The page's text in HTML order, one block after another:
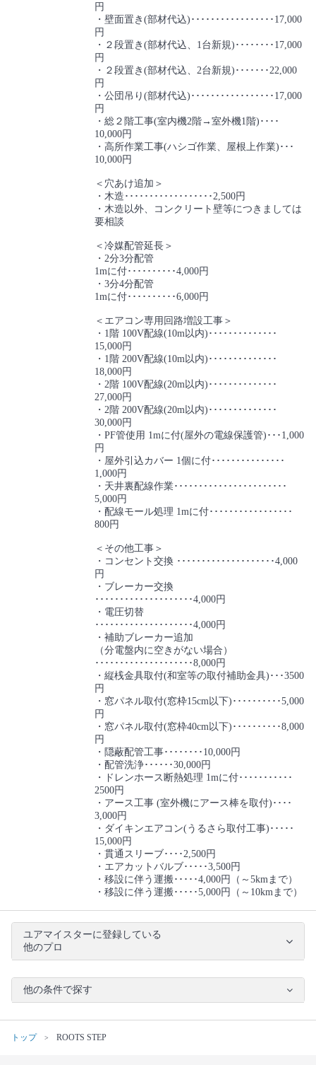
円
・壁面置き(部材代込)･････････････････17,000
円
・２段置き(部材代込、1台新規)････････17,000
円
・２段置き(部材代込、2台新規)･･･････22,000
円
・公団吊り(部材代込)･････････････････17,000
円
・総２階工事(室内機2階→室外機1階)････
10,000円
・高所作業工事(ハシゴ作業、屋根上作業)･･･
10,000円
＜穴あけ追加＞
・木造･･････････････････2,500円
・木造以外、コンクリート壁等につきましては
要相談
＜冷媒配管延長＞
・2分3分配管
1mに付･･････････4,000円
・3分4分配管
1mに付･･････････6,000円
＜エアコン専用回路増設工事＞
・1階 100V配線(10m以内)･･････････････
15,000円
・1階 200V配線(10m以内)･･････････････
18,000円
・2階 100V配線(20m以内)･･････････････
27,000円
・2階 200V配線(20m以内)･･････････････
30,000円
・PF管使用 1mに付(屋外の電線保護管)･･･1,000
円
・屋外引込カバー 1個に付･･･････････････
1,000円
・天井裏配線作業･･･････････････････････
5,000円
・配線モール処理 1mに付･････････････････
800円
＜その他工事＞
・コンセント交換 ････････････････････4,000
円
・ブレーカー交換
････････････････････4,000円
・電圧切替
････････････････････4,000円
・補助ブレーカー追加
（分電盤内に空きがない場合）
････････････････････8,000円
・縦桟金具取付(和室等の取付補助金具)･･･3500
円
・窓パネル取付(窓枠15cm以下)･･････････5,000
円
・窓パネル取付(窓枠40cm以下)･･････････8,000
円
・隠蔽配管工事････････10,000円
・配管洗浄･･････30,000円
・ドレンホース断熱処理 1mに付･･･････････
2500円
・アース工事 (室外機にアース棒を取付)････
3,000円
・ダイキンエアコン(うるさら取付工事)･････
15,000円
・貫通スリーブ････2,500円
・エアカットバルブ･････3,500円
・移設に伴う運搬･････4,000円（～5kmまで）
・移設に伴う運搬･････5,000円（～10kmまで）
ユアマイスターに登録している
他のプロ
他の条件で探す
トップ ROOTS STEP